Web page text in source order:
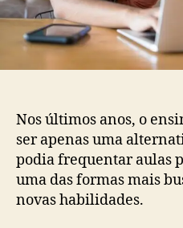
Nos últimos anos, o
ser apenas uma
podia frequentar aulas
uma das formas mais
novas habilidades.